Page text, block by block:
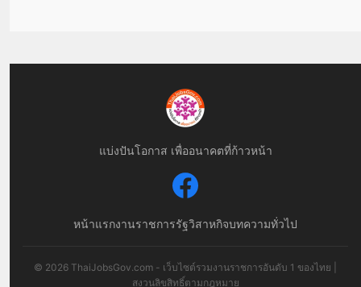
แบ่งปันโอกาส เพื่ออนาคตที่ก้าวหน้า
หน้าแรกงานราชการรัฐวิสาหกิจบทความทั่วไป
© 2026 ThaiJobsGov.com - เว็บไซต์รวมงานราชการอันดับ 1 ของไทย |
สงวนลิขสิทธิ์ตามกฎหมาย